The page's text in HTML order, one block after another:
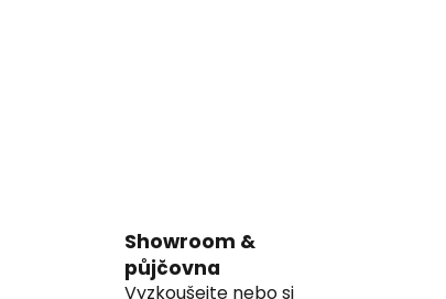
Showroom &
půjčovna
Vyzkoušejte nebo si